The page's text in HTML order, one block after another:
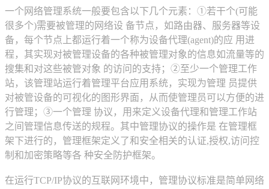
一个网络管理系统一般要包含以下几个元素：①若干个(可能
很多个)需要被管理的网络设 备节点，如路由器、服务器等设
备，每个节点上都运行着一个称为设备代理(agent)的应 用进
程，其实现对被管理设备的各种被管理对象的信息如流量等的
搜集和对这些被管对象 的访问的支持；②至少一个管理工作
站，该管理站运行着管理平台应用系统，实现为管理 员提供
对被管设备的可视化的图形界面，从而使管理员可以方便的进
行管理；③一个管理 协议，用来定义设备代理和管理工作站
之间管理信息传送的规程。其中管理协议的操作是 在管理框
架下进行的，管理框架定义了和安全相关的认证,授权,访问控
制和加密策略等各 种安全防护框架。
在运行TCP/IP协议的互联网环境中，管理协议标准是简单网络